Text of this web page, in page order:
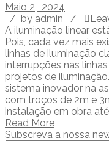
Maio 2, 2024
/ by admin /
A iluminação linear
Pois, cada vez mais
linhas de iluminação
interrupções nas
projetos de
sistema inovador na
com troços de 2m e
instalação em obra
Read More
Subscreva a nossa